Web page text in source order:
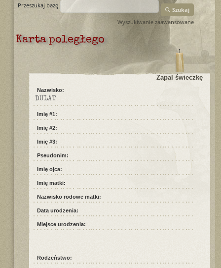
Przeszukaj bazę
Szukaj
Wyszukiwanie zaawansowane
Karta poległego
Zapal świeczkę
Nazwisko:
DULAT
Imię #1:
Imię #2:
Imię #3:
Pseudonim:
Imię ojca:
Imię matki:
Nazwisko rodowe matki:
Data urodzenia:
Miejsce urodzenia:
Rodzeństwo: